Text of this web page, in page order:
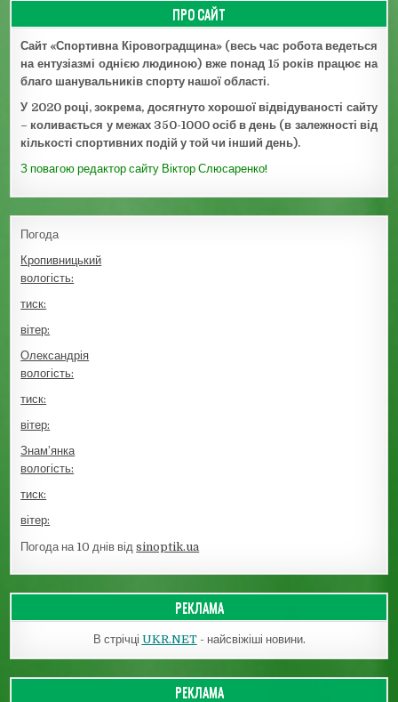
ПРО САЙТ
Сайт «Спортивна Кіровоградщина» (весь час робота ведеться
на ентузіазмі однією людиною) вже понад 15 років працює на
благо шанувальників спорту нашої області.
У 2020 році, зокрема, досягнуто хорошої відвідуваності сайту
– коливається у межах 350-1000 осіб в день (в залежності від
кількості спортивних подій у той чи інший день).
З повагою редактор сайту Віктор Слюсаренко!
Погода
Кропивницький
вологість:
тиск:
вітер:
Олександрія
вологість:
тиск:
вітер:
Знам’янка
вологість:
тиск:
вітер:
Погода на 10 днів відsinoptik.ua
РЕКЛАМА
В стрічці UKR.NET- найсвіжіші новини.
РЕКЛАМА